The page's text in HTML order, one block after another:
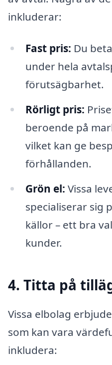
inkluderar:
Fast pris: Du
under hela
förutsägbarhet.
Rörligt pris:
beroende på
vilket kan ge
förhållanden.
Grön el: Vissa
specialiserar sig
källor – ett bra
kunder.
4. Titta på
Vissa elbolag
som kan vara
inkludera: